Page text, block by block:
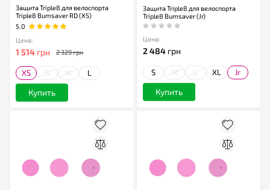
Защита Triple8 для велоспорта
Triple8 Bumsaver RD (XS)
5.0
Цена:
1 514 грн 2 329 грн
XS L
Купить
Защита Triple8 для велоспорта
Triple8 Bumsaver (Jr)
Цена:
2 484грн
S XL Jr
Купить